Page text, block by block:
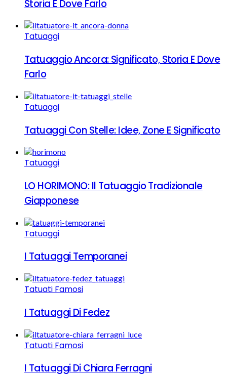
Storia E Dove Farlo
Tatuaggi
Tatuaggio Ancora: Significato, Storia E Dove
Farlo
Tatuaggi
Tatuaggi Con Stelle: Idee, Zone E Significato
Tatuaggi
LO HORIMONO: Il Tatuaggio Tradizionale
Giapponese
Tatuaggi
I Tatuaggi Temporanei
Tatuati Famosi
I Tatuaggi Di Fedez
Tatuati Famosi
I Tatuaggi Di Chiara Ferragni